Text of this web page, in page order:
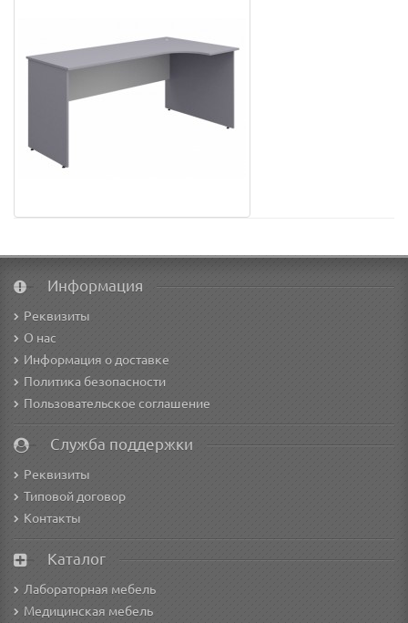
Информация
Реквизиты
О нас
Информация о доставке
Политика безопасности
Пользовательское соглашение
Служба поддержки
Реквизиты
Типовой договор
Контакты
Каталог
Лабораторная мебель
Медицинская мебель